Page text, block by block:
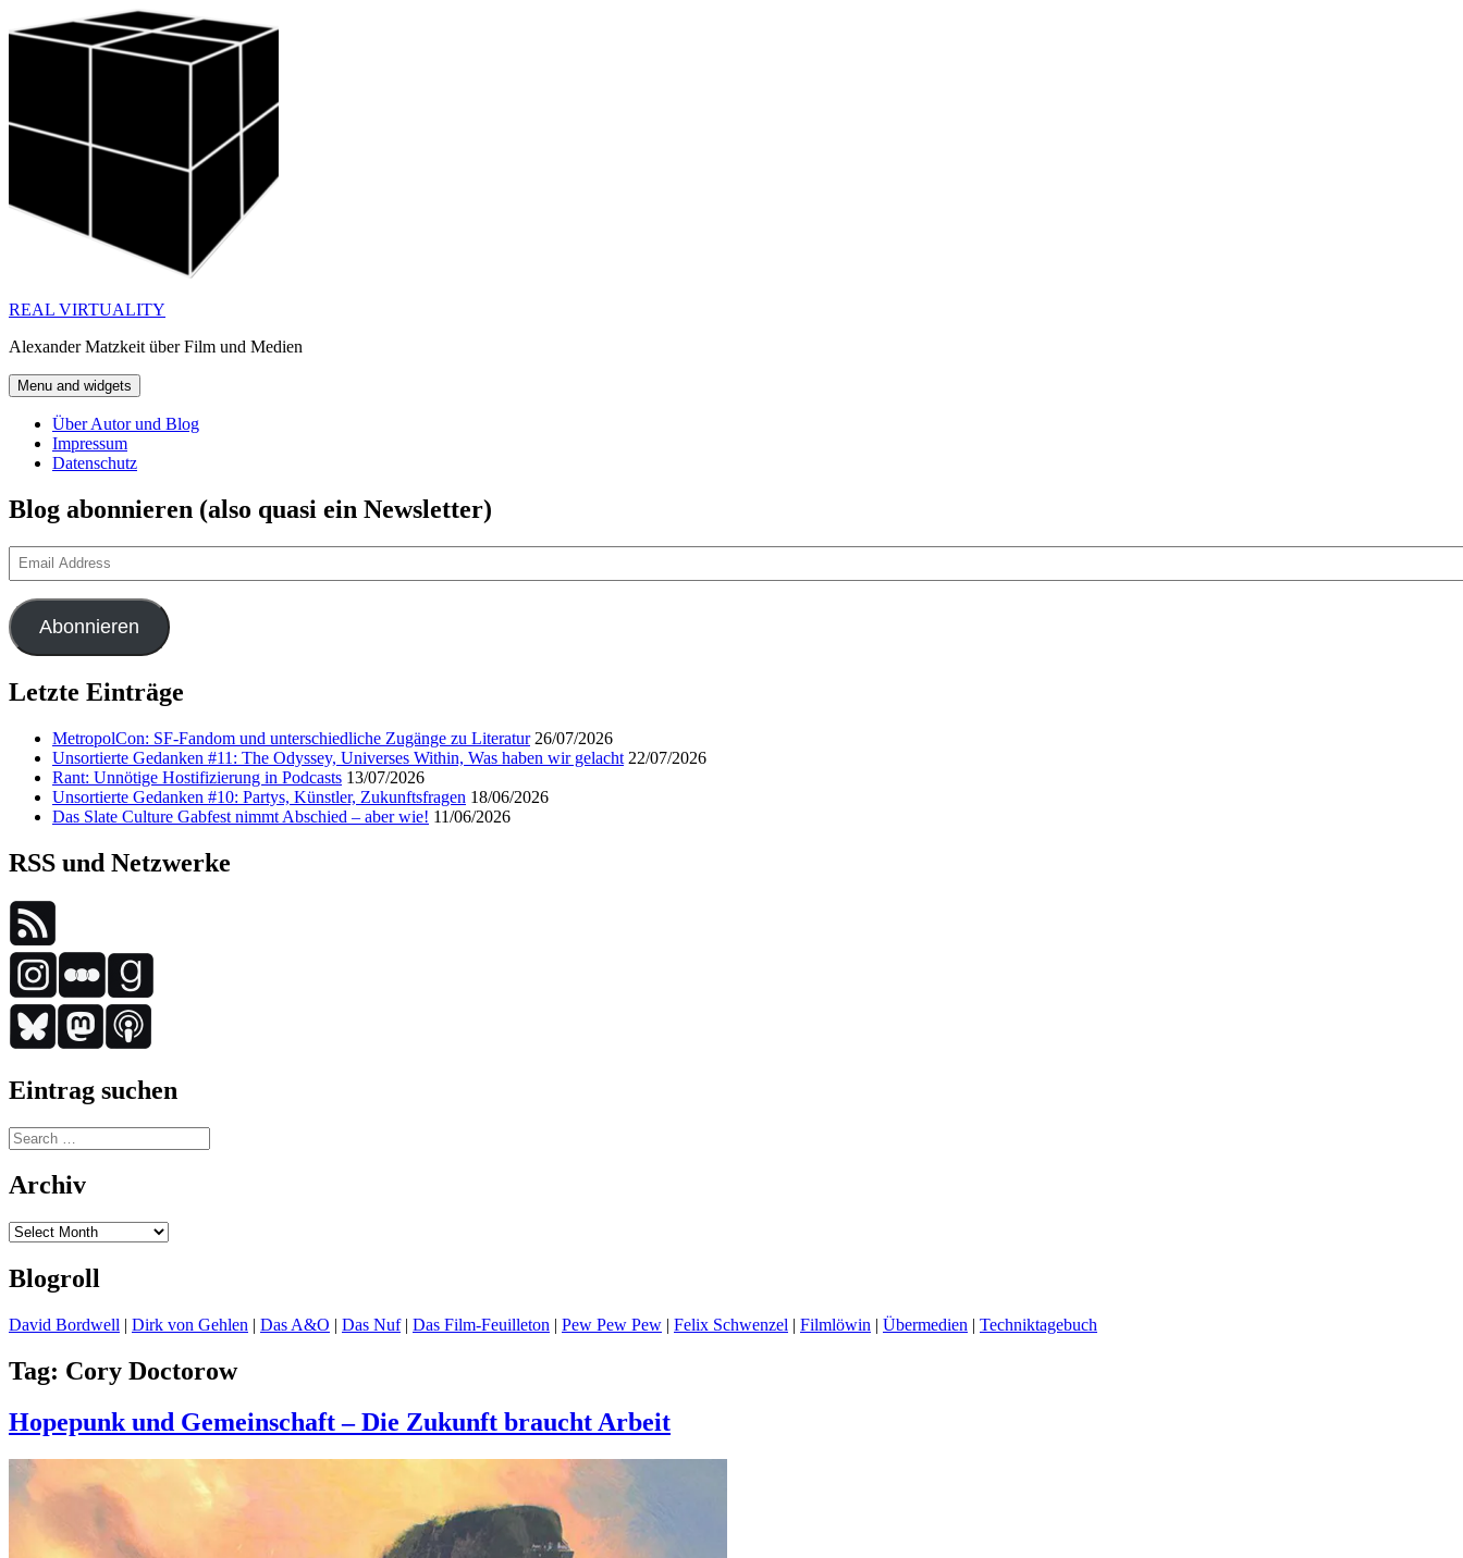
to
REAL VIRTUALITY
Alexander Matzkeit über Film und Medien
Menu and widgets
Über Autor und Blog
Impressum
Datenschutz
Blog abonnieren (also quasi ein Newsletter)
Email
Address
Abonnieren
Letzte Einträge
MetropolCon: SF-Fandom und unterschiedliche Zugänge zu Literatur 26/07/2026
Unsortierte Gedanken #11: The Odyssey, Universes Within, Was haben wir gelacht 22/07/2026
Rant: Unnötige Hostifizierung in Podcasts 13/07/2026
Unsortierte Gedanken #10: Partys, Künstler, Zukunftsfragen 18/06/2026
Das Slate Culture Gabfest nimmt Abschied – aber wie! 11/06/2026
RSS und Netzwerke
Eintrag suchen
Search
for:
Archiv
Archiv
Blogroll
David Bordwell | Dirk von Gehlen | Das A&O | Das Nuf| Das Film-Feuilleton | Pew Pew Pew | Felix Schwenzel | Filmlöwin | Übermedien | Techniktagebuch
Tag: Cory Doctorow
Hopepunk und Gemeinschaft – Die Zukunft braucht Arbeit